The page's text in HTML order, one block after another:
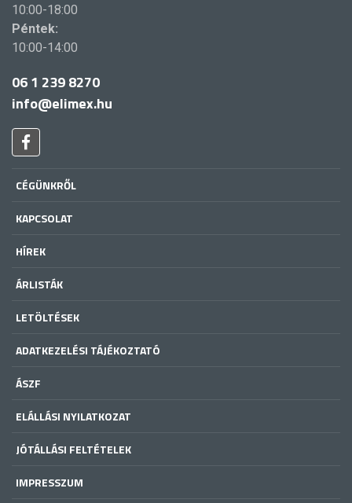
10:00-18:00
Péntek:
10:00-14:00
06 1 239 8270
info@elimex.hu
CÉGÜNKRŐL
KAPCSOLAT
HÍREK
ÁRLISTÁK
LETÖLTÉSEK
ADATKEZELÉSI TÁJÉKOZTATÓ
ÁSZF
ELÁLLÁSI NYILATKOZAT
JÓTÁLLÁSI FELTÉTELEK
IMPRESSZUM